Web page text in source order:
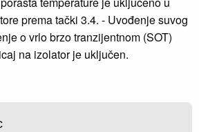
prema tački 3.4. - Uvođenje suvog
o vrlo brzo tranzijentnom (SOT)
na izolator je uključen.